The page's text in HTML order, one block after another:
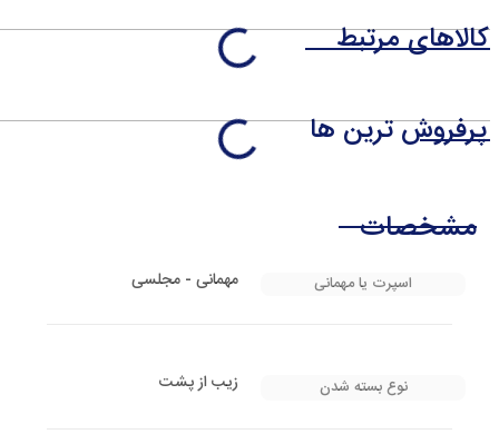
کالاهای مرتبط
پرفروش ترین ها
مشخصات
اسپرت یا مهمانی مهمانی - مجلسی
نوع بسته شدن زیب از پشت